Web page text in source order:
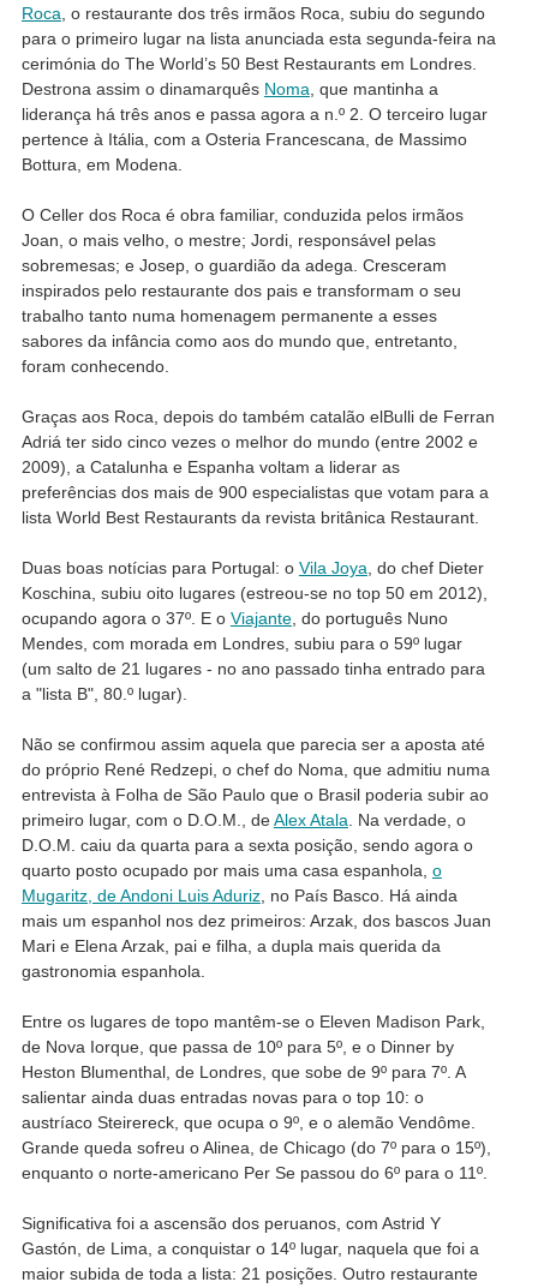
Roca, o restaurante dos três irmãos Roca, subiu do segundo
para o primeiro lugar na lista anunciada esta segunda-feira na
cerimónia do The World’s 50 Best Restaurants em Londres.
Destrona assim o dinamarquês Noma, que mantinha a
liderança há três anos e passa agora a n.º 2. O terceiro lugar
pertence à Itália, com a Osteria Francescana, de Massimo
Bottura, em Modena.
O Celler dos Roca é obra familiar, conduzida pelos irmãos
Joan, o mais velho, o mestre; Jordi, responsável pelas
sobremesas; e Josep, o guardião da adega. Cresceram
inspirados pelo restaurante dos pais e transformam o seu
trabalho tanto numa homenagem permanente a esses
sabores da infância como aos do mundo que, entretanto,
foram conhecendo.
Graças aos Roca, depois do também catalão elBulli de Ferran
Adriá ter sido cinco vezes o melhor do mundo (entre 2002 e
2009), a Catalunha e Espanha voltam a liderar as
preferências dos mais de 900 especialistas que votam para a
lista World Best Restaurants da revista britânica Restaurant.
Duas boas notícias para Portugal: o Vila Joya, do chef Dieter
Koschina, subiu oito lugares (estreou-se no top 50 em 2012),
ocupando agora o 37º. E o Viajante, do português Nuno
Mendes, com morada em Londres, subiu para o 59º lugar
(um salto de 21 lugares - no ano passado tinha entrado para
a "lista B", 80.º lugar).
Não se confirmou assim aquela que parecia ser a aposta até
do próprio René Redzepi, o chef do Noma, que admitiu numa
entrevista à Folha de São Paulo que o Brasil poderia subir ao
primeiro lugar, com o D.O.M., deAlex Atala. Na verdade, o
D.O.M. caiu da quarta para a sexta posição, sendo agora o
quarto posto ocupado por mais uma casa espanhola, o
Mugaritz, de Andoni Luis Aduriz, no País Basco. Há ainda
mais um espanhol nos dez primeiros: Arzak, dos bascos Juan
Mari e Elena Arzak, pai e filha, a dupla mais querida da
gastronomia espanhola.
Entre os lugares de topo mantêm-se o Eleven Madison Park,
de Nova Iorque, que passa de 10º para 5º, e o Dinner by
Heston Blumenthal, de Londres, que sobe de 9º para 7º. A
salientar ainda duas entradas novas para o top 10: o
austríaco Steirereck, que ocupa o 9º, e o alemão Vendôme.
Grande queda sofreu o Alinea, de Chicago (do 7º para o 15º),
enquanto o norte-americano Per Se passou do 6º para o 11º.
Significativa foi a ascensão dos peruanos, com Astrid Y
Gastón, de Lima, a conquistar o 14º lugar, naquela que foi a
maior subida de toda a lista: 21 posições. Outro restaurante